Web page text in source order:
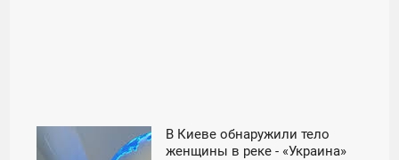
В Киеве обнаружили тело
женщины в реке - «Украина»